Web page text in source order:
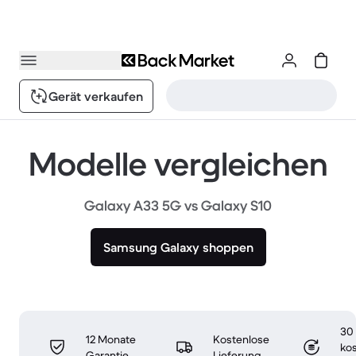
Gerät verkaufen
Modelle vergleichen
Galaxy A33 5G vs Galaxy S10
Samsung Galaxy shoppen
12 Monate
Kostenlose
30